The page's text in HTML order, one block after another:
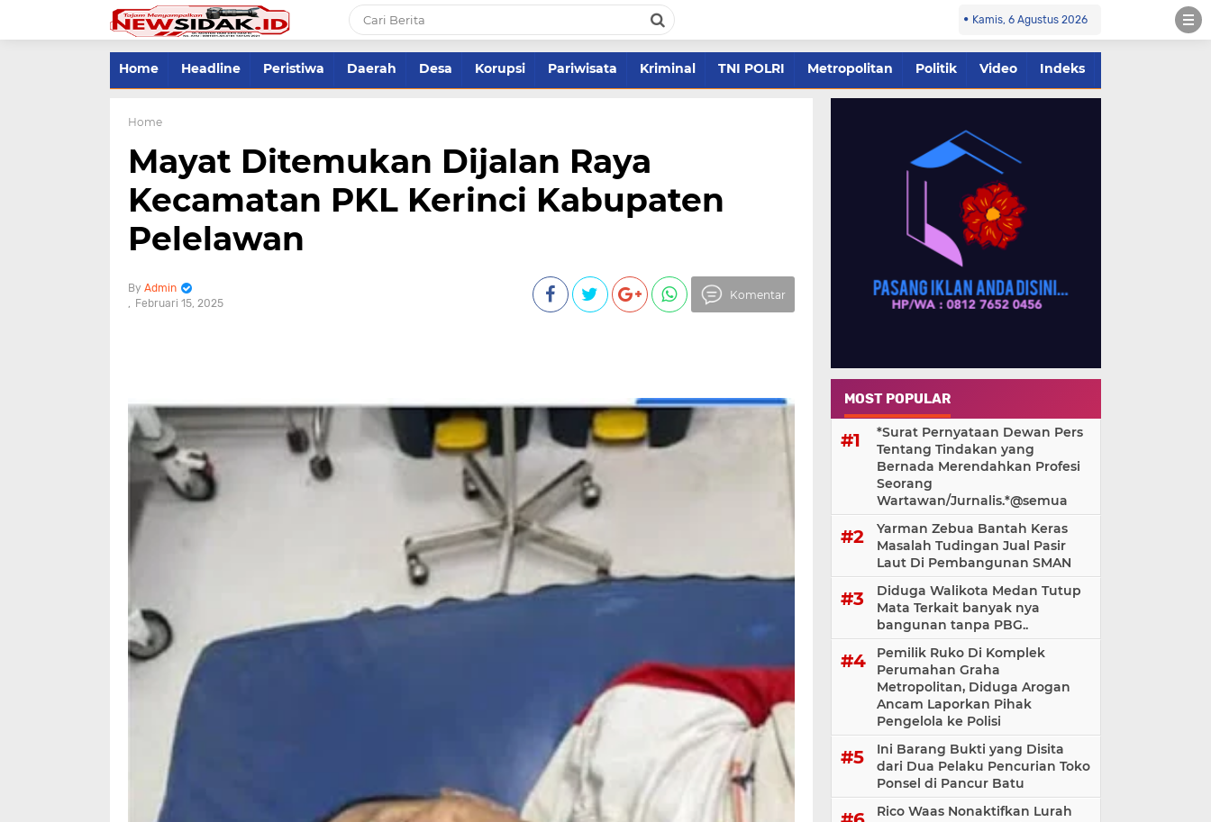
Kamis, 6 Agustus 2026
Home Headline Peristiwa Daerah Desa Korupsi Pariwisata Kriminal TNI POLRI Metropolitan Politik Video Indeks
Home
Mayat Ditemukan Dijalan Raya
Kecamatan PKL Kerinci Kabupaten
Pelelawan
Admin
Februari 15, 2025
Komentar
MOST POPULAR
*Surat Pernyataan Dewan Pers
Tentang Tindakan yang
Bernada Merendahkan Profesi
Seorang
Wartawan/Jurnalis.*@⁨semua
Yarman Zebua Bantah Keras
Masalah Tudingan Jual Pasir
Laut Di Pembangunan SMAN
Diduga Walikota Medan Tutup
Mata Terkait banyak nya
bangunan tanpa PBG..
Pemilik Ruko Di Komplek
Perumahan Graha
Metropolitan, Diduga Arogan
Ancam Laporkan Pihak
Pengelola ke Polisi
Ini Barang Bukti yang Disita
dari Dua Pelaku Pencurian Toko
Ponsel di Pancur Batu
Rico Waas Nonaktifkan Lurah